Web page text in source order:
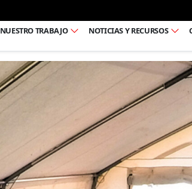
NUESTRO TRABAJO NOTICIAS Y RECURSOS